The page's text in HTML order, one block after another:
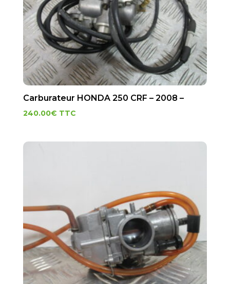
Carburateur HONDA 250 CRF – 2008 –
240.00€ TTC